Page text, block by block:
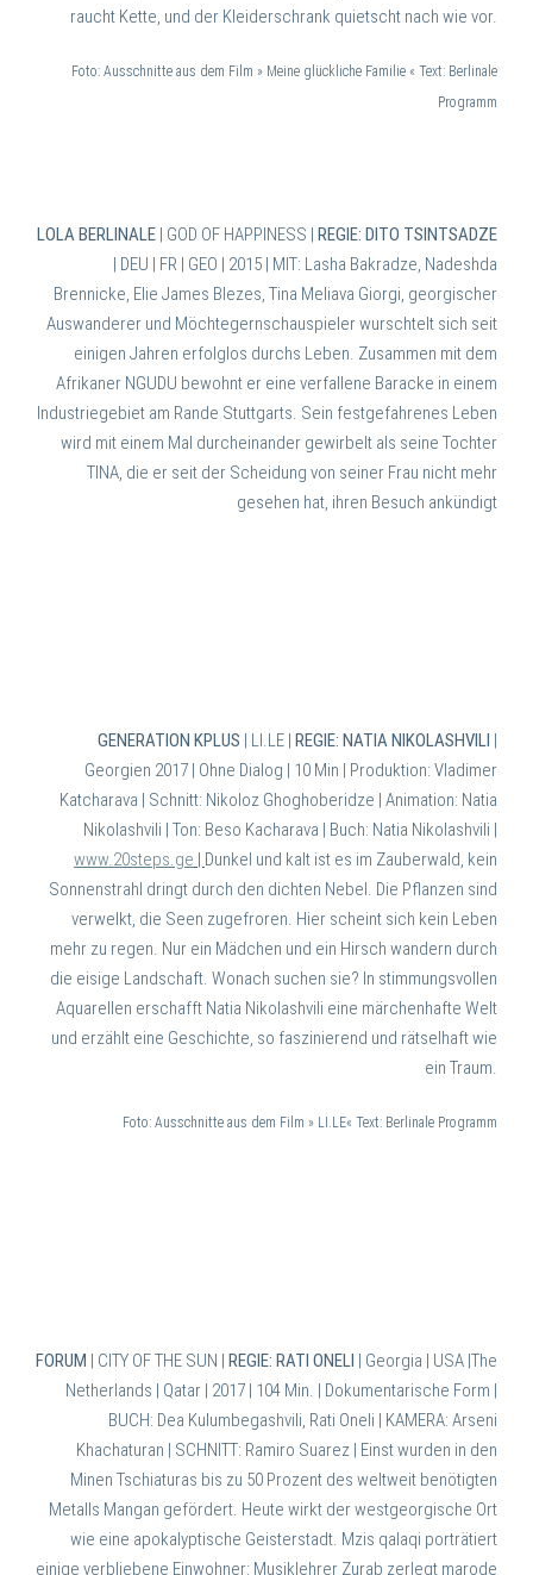
raucht Kette, und der Kleiderschrank quietscht nach wie vor.
Foto: Ausschnitte aus dem Film » Meine glückliche Familie « Text: Berlinale
Programm
LOLA BERLINALE | GOD OF HAPPINESS | REGIE: DITO TSINTSADZE
| DEU | FR | GEO | 2015 | MIT: Lasha Bakradze, Nadeshda
Brennicke, Elie James Blezes, Tina Meliava Giorgi, georgischer
Auswanderer und Möchtegernschauspieler wurschtelt sich seit
einigen Jahren erfolglos durchs Leben. Zusammen mit dem
Afrikaner NGUDU bewohnt er eine verfallene Baracke in einem
Industriegebiet am Rande Stuttgarts. Sein festgefahrenes Leben
wird mit einem Mal durcheinander gewirbelt als seine Tochter
TINA, die er seit der Scheidung von seiner Frau nicht mehr
gesehen hat, ihren Besuch ankündigt
GENERATION KPLUS | LI.LE | REGIE: NATIA NIKOLASHVILI |
Georgien 2017 | Ohne Dialog | 10 Min | Produktion: Vladimer
Katcharava | Schnitt: Nikoloz Ghoghoberidze | Animation: Natia
Nikolashvili | Ton: Beso Kacharava | Buch: Natia Nikolashvili |
www.20steps.ge | Dunkel und kalt ist es im Zauberwald, kein
Sonnenstrahl dringt durch den dichten Nebel. Die Pflanzen sind
verwelkt, die Seen zugefroren. Hier scheint sich kein Leben
mehr zu regen. Nur ein Mädchen und ein Hirsch wandern durch
die eisige Landschaft. Wonach suchen sie? In stimmungsvollen
Aquarellen erschafft Natia Nikolashvili eine märchenhafte Welt
und erzählt eine Geschichte, so faszinierend und rätselhaft wie
ein Traum.
Foto: Ausschnitte aus dem Film » LI.LE« Text: Berlinale Programm
FORUM | CITY OF THE SUN | REGIE: RATI ONELI | Georgia | USA |The
Netherlands | Qatar | 2017 | 104 Min. | Dokumentarische Form |
BUCH: Dea Kulumbegashvili, Rati Oneli | KAMERA: Arseni
Khachaturan | SCHNITT: Ramiro Suarez | Einst wurden in den
Minen Tschiaturas bis zu 50 Prozent des weltweit benötigten
Metalls Mangan gefördert. Heute wirkt der westgeorgische Ort
wie eine apokalyptische Geisterstadt. Mzis qalaqi porträtiert
einige verbliebene Einwohner: Musiklehrer Zurab zerlegt marode